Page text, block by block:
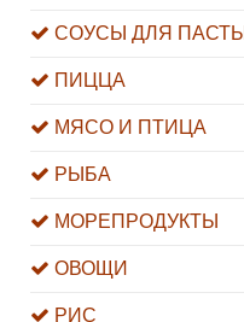
СОУСЫ ДЛЯ ПАСТЫ
ПИЦЦА
МЯСО И ПТИЦА
РЫБА
МОРЕПРОДУКТЫ
ОВОЩИ
РИС